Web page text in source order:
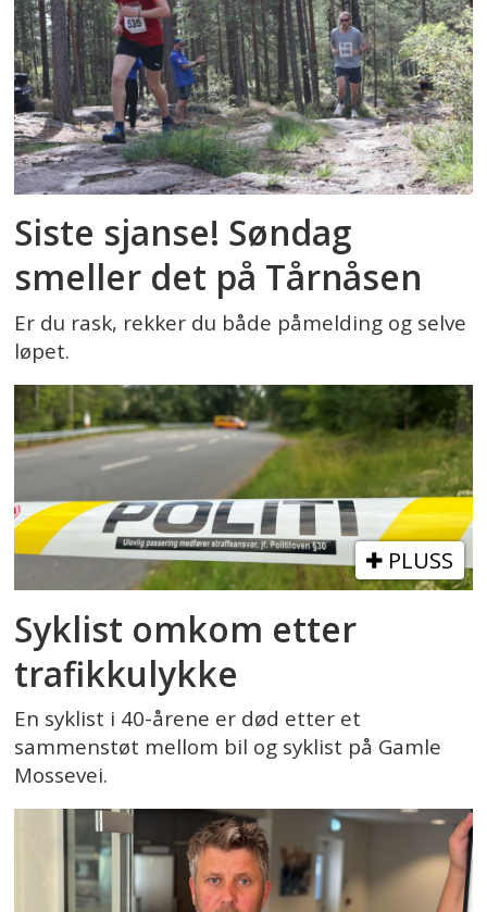
Siste sjanse! Søndag
smeller det på Tårnåsen
Er du rask, rekker du både påmelding og selve
løpet.
PLUSS
Syklist omkom etter
trafikkulykke
En syklist i 40-årene er død etter et
sammenstøt mellom bil og syklist på Gamle
Mossevei.